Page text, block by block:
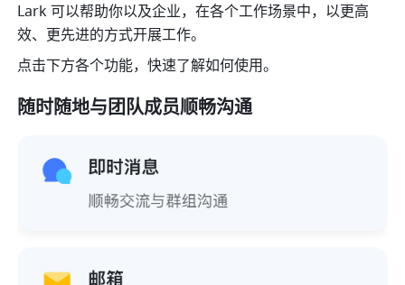
Lark 可以帮助你以及企业，在各个工作场景中，以更高
效、更先进的方式开展工作。
点击下方各个功能，快速了解如何使用。
随时随地与团队成员顺畅沟通